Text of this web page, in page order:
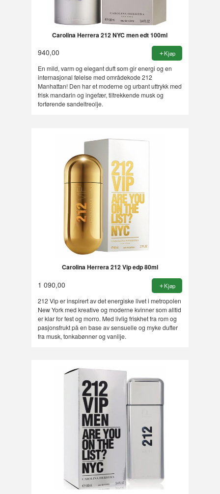
Carolina Herrera 212 NYC men edt 100ml
940,00 Kjøp
En mild, varm og elegant duft som gir energi og en
internasjonal følelse med områdekode 212
Manhattan! Den har et moderne og urbant uttrykk med
frisk mandarin og ingefær, tiltrekkende musk og
forførende sandeltreolje.
Carolina Herrera 212 Vip edp 80ml
1 090,00 Kjøp
212 Vip er inspirert av det energiske livet i metropolen
New York med kreative og moderne kvinner som alltid
er klar for fest og morro. Med livlig friskhet fra rom og
pasjonsfrukt på en base av sensuelle og myke dufter
fra musk, tonkabønner og vanilje.